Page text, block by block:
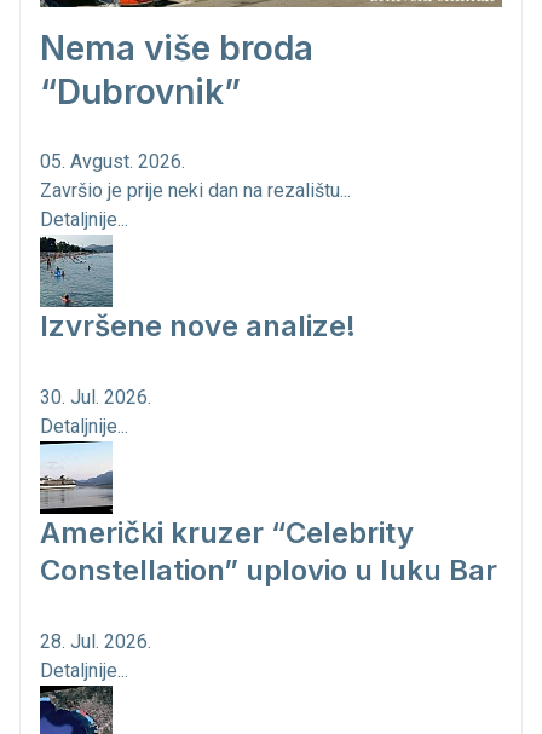
Nema više broda
“Dubrovnik”
05. Avgust. 2026.
Završio je prije neki dan na rezalištu...
Detaljnije...
Izvršene nove analize!
30. Jul. 2026.
Detaljnije...
Američki kruzer “Celebrity
Constellation” uplovio u luku Bar
28. Jul. 2026.
Detaljnije...